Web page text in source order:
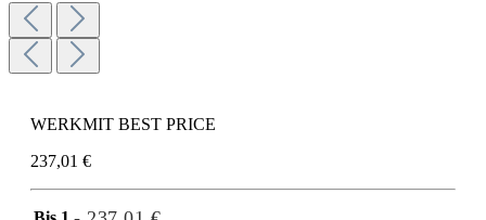
WERKMIT BEST PRICE
237,01 €